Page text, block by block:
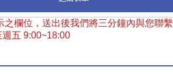
之欄位，送出後我們將三分鐘內與您聯繫
五 9:00~18:00